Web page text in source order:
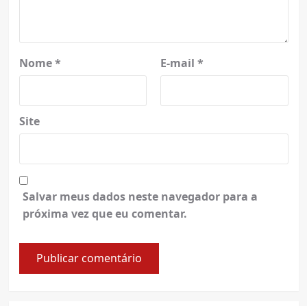
Nome* E-mail *
Site
Salvar meus dados neste navegador para a
próxima vez que eu comentar.